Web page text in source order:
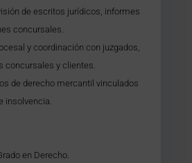
de escritos jurídicos, informes
concursales.
y coordinación con juzgados,
concursales y clientes.
de derecho mercantil vinculados
insolvencia.
en Derecho.